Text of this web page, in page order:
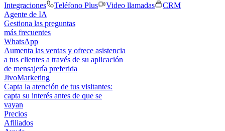
Integraciones
Teléfono Plus Video llamadas
CRM
Agente de IA
Gestiona las preguntas
más frecuentes
WhatsApp
Aumenta las ventas y ofrece asistencia
a tus clientes a través de su aplicación
de mensajería preferida
JivoMarketing
Capta la atención de tus visitantes:
capta su interés antes de que se
vayan
Precios
Afiliados